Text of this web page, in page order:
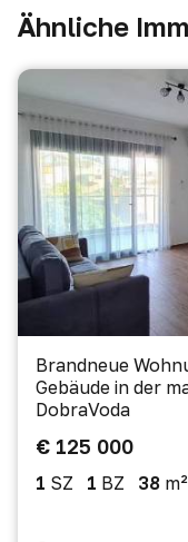
Ähnliche
Brandneue
Gebäude in der
DobraVoda
€ 125 000
1 SZ 1 BZ 38 m²